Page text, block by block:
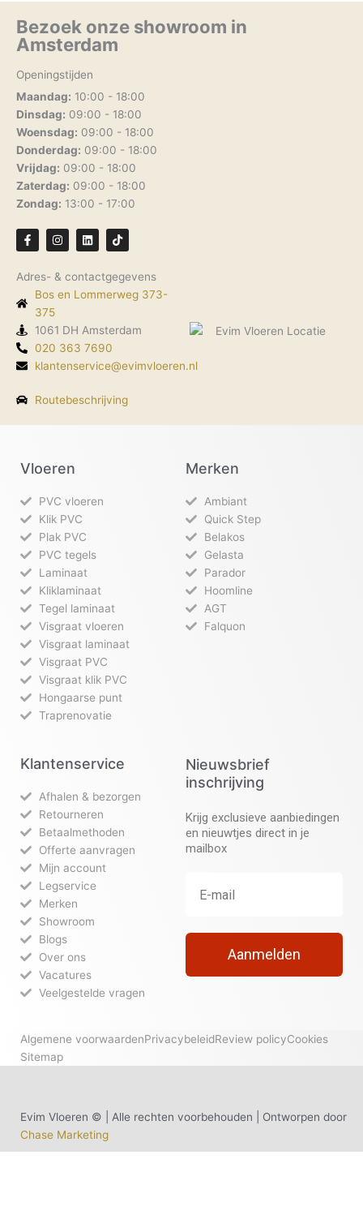
Bezoek onze showroom in
Amsterdam
Openingstijden
Maandag: 10:00 - 18:00
Dinsdag: 09:00 - 18:00
Woensdag: 09:00 - 18:00
Donderdag: 09:00 - 18:00
Vrijdag: 09:00 - 18:00
Zaterdag: 09:00 - 18:00
Zondag: 13:00 - 17:00
F
a
c
b
o
f
I
n
s
a
g
r
m
L
i
n
e
d
i
T
i
k
o
k
Adres- & contactgegevens
Bos en Lommerweg 373-
375
1061 DH Amsterdam
020 363 7690
klantenservice@evimvloeren.nl
Routebeschrijving
Vloeren
PVC vloeren
Klik PVC
Plak PVC
PVC tegels
Laminaat
Kliklaminaat
Tegel laminaat
Visgraat vloeren
Visgraat laminaat
Visgraat PVC
Visgraat klik PVC
Hongaarse punt
Traprenovatie
Merken
Ambiant
Quick Step
Belakos
Gelasta
Parador
Hoomline
AGT
Falquon
Klantenservice
Afhalen & bezorgen
Retourneren
Betaalmethoden
Offerte aanvragen
Mijn account
Legservice
Merken
Showroom
Blogs
Over ons
Vacatures
Veelgestelde vragen
Nieuwsbrief
inschrijving
Krijg exclusieve aanbiedingen
en nieuwtjes direct in je
mailbox
Aanmelden
Algemene voorwaardenPrivacybeleidReview policyCookies
Sitemap
Evim Vloeren © | Alle rechten voorbehouden | Ontworpen door
Chase Marketing